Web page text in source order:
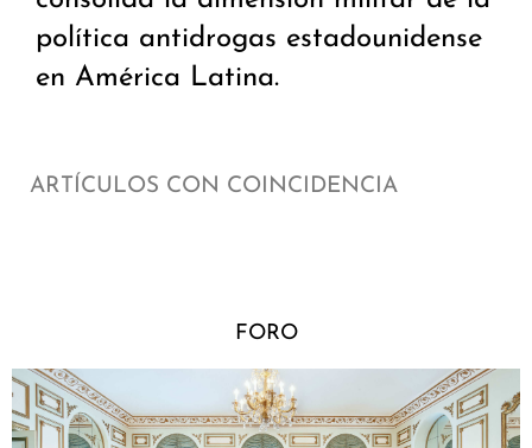
política antidrogas estadounidense
en América Latina.
ARTÍCULOS CON COINCIDENCIA
FORO